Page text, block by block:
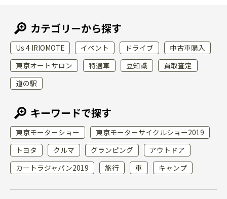
カテゴリーから探す
Us 4 IRIOMOTE イベント ドライブ
中古車購入
東京オートサロン
特選車 豆知識
買取査定
道の駅
キーワードで探す
東京モーターショー
東京モーターサイクルショー2019
トヨタ
クルマ グランピング
アウトドア
カートラジャパン2019
旅行 車 キャンプ